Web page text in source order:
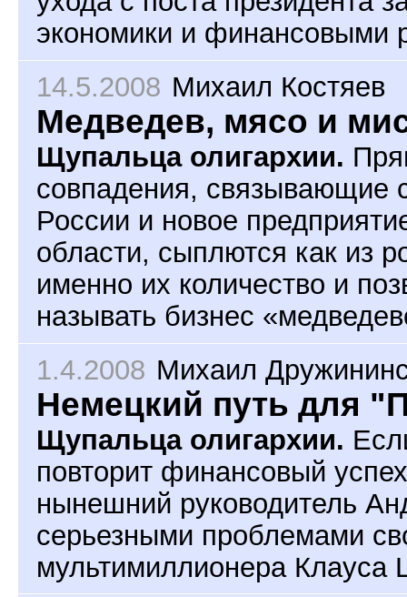
экономики и финансовыми
14.5.2008 Михаил Костяев
Медведев, мясо и
Щупальца олигархии.
совпадения, связывающие
России и новое
области, сыплются как из
именно их количество и
называть бизнес
1.4.2008 Михаил
Немецкий путь для
Щупальца олигархии.
повторит финансовый
нынешний руководитель
серьезными проблемами
мультимиллионера Клауса